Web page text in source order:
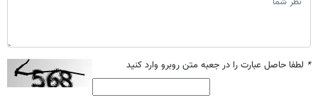
* لطفا حاصل عبارت را در جعبه متن روبرو وارد کنید